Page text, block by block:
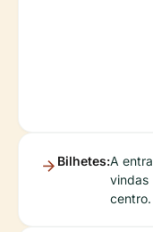
Bilhetes:A
vindas
centro.